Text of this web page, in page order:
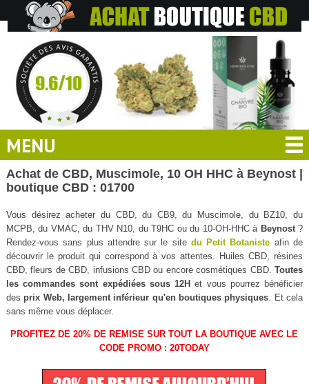
MENU
Achat de CBD, Muscimole, 10 OH HHC à Beynost |
boutique CBD : 01700
Vous désirez acheter du CBD, du CB9, du Muscimole, du BZ10, du
MCPB, du VMAC, du THV N10, du T9HC ou du 10-OH-HHC à Beynost?
Rendez-vous sans plus attendre sur le site du Petit Botaniste afin de
découvrir le produit qui correspond à vos attentes. Huiles CBD, résines
CBD, fleurs de CBD, infusions CBD ou encore cosmétiques CBD.Toutes
les commandes sont expédiées sous 12H et vous pourrez bénéficier
des prix Web, largement inférieur qu'en boutiques physiques . Et cela
sans même vous déplacer.
PROFITEZ DE 20% DE REMISE SUR TOUT LA BOUTIQUE AVEC LE
CODE PROMO : 20TODAY